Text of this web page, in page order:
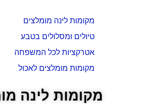
מקומות לינה מומלצים
טיולים ומסלולים בטבע
אטרקציות לכל המשפחה
מקומות מומלצים לאכול
מקומות לינה